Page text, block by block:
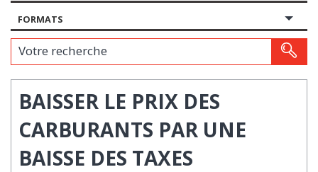
FORMATS
Votre recherche
BAISSER LE PRIX DES
CARBURANTS PAR UNE
BAISSE DES TAXES